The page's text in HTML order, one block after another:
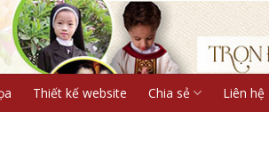
Thiết kế website Chia sẻ Liên hệ